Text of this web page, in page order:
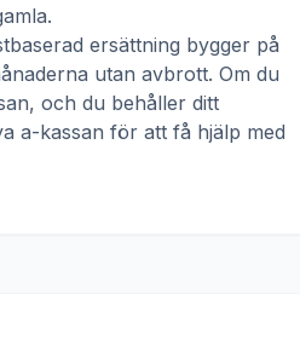
ersättning bygger på
utan avbrott. Om du
och du behåller ditt
a-kassan för att få hjälp med